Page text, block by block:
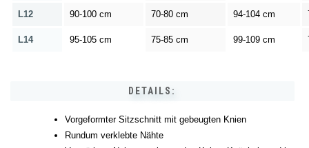
L12 90-100 cm 70-80 cm 94-104 cm
L14 95-105 cm 75-85 cm 99-109 cm
DETAILS:
Vorgeformter Sitzschnitt mit gebeugten Knien
Rundum verklebte Nähte